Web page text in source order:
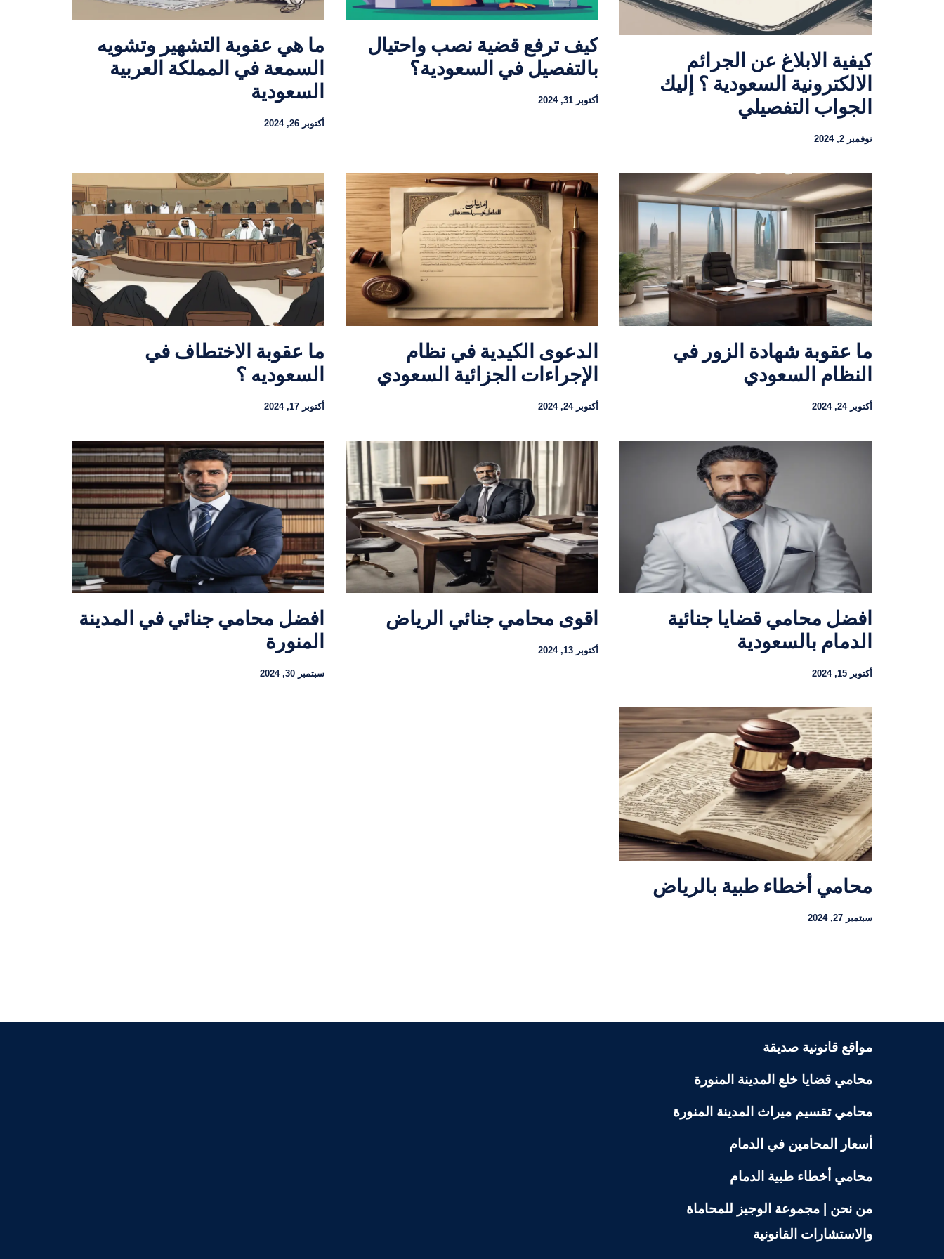
كيفية الابلاغ عن الجرائم
الالكترونية السعودية ؟ إليك
الجواب التفصيلي
نوفمبر 2, 2024
كيف ترفع قضية نصب واحتيال
بالتفصيل في السعودية؟
أكتوبر 31, 2024
ما هي عقوبة التشهير وتشويه
السمعة في المملكة العربية
السعودية
أكتوبر 26, 2024
ما عقوبة شهادة الزور في
النظام السعودي
أكتوبر 24, 2024
الدعوى الكيدية في نظام
الإجراءات الجزائية السعودي
أكتوبر 24, 2024
ما عقوبة الاختطاف في
السعوديه ؟
أكتوبر 17, 2024
افضل محامي قضايا جنائية
الدمام بالسعودية
أكتوبر 15, 2024
اقوى محامي جنائي الرياض
أكتوبر 13, 2024
افضل محامي جنائي في المدينة
المنورة
سبتمبر 30, 2024
محامي أخطاء طبية بالرياض
سبتمبر 27, 2024
مواقع قانونية صديقة
محامي قضايا خلع المدينة المنورة
محامي تقسيم ميراث المدينة المنورة
أسعار المحامين في الدمام
محامي أخطاء طبية الدمام
من نحن | مجموعة الوجيز للمحاماة
والاستشارات القانونية